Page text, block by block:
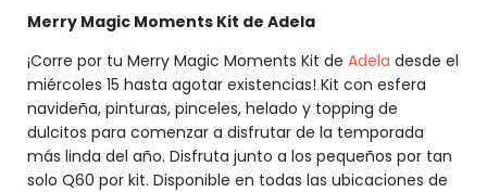
Merry Magic Moments Kit de Adela
¡Corre por tu Merry Magic Moments Kit de Adela desde el
miércoles 15 hasta agotar existencias! Kit con esfera
navideña, pinturas, pinceles, helado y topping de
dulcitos para comenzar a disfrutar de la temporada
más linda del año. Disfruta junto a los pequeños por tan
solo Q60 por kit. Disponible en todas las ubicaciones de